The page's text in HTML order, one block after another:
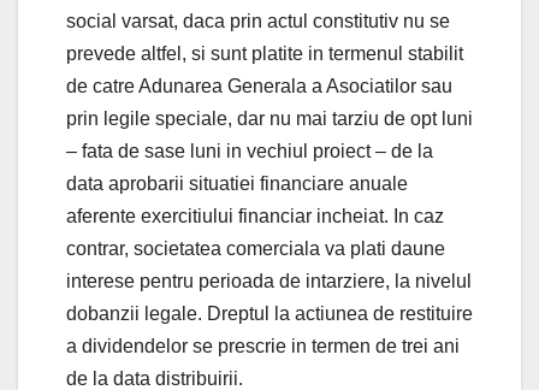
social varsat, daca prin actul constitutiv nu se
prevede altfel, si sunt platite in termenul stabilit
de catre Adunarea Generala a Asociatilor sau
prin legile speciale, dar nu mai tarziu de opt luni
– fata de sase luni in vechiul proiect – de la
data aprobarii situatiei financiare anuale
aferente exercitiului financiar incheiat. In caz
contrar, societatea comerciala va plati daune
interese pentru perioada de intarziere, la nivelul
dobanzii legale. Dreptul la actiunea de restituire
a dividendelor se prescrie in termen de trei ani
de la data distribuirii.